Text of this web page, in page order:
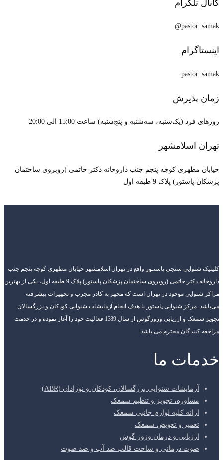
کانال تلگرام
pastor_samak@
اینستاگرام
pastor_samak
زمان پذیرش
روزهای فرد (یک‌شنبه، سه‌شنبه و پنج‌شنبه) ساعت 15:00 الی 20:00
تهران اسلامشهر
خیابان مطهری کوچه پنجم جنب داروخانه دکتر حاتمی (روبروی ساختمان
پزشکان پاستور) پلاک 9 طبقه اول
کلینیک شنوایی سنجی پاستـور واقع در تهران اسلامشهر خیابان مطهری کوچه پنجم جنب
داروخانه دکتر حاتمی (روبروی ساختمان پزشکان پاستور) پلاک 9 طبقه اول، یکی از بهترین
مراکز شنوایی موجود در تهران است که مجهز به کادر مجرب و تجهیزات پیشرفته
می‌باشد. مرکز شنوایی پاستور با هدف انجام آزمایشات شنوایی کودکان و بزرگسالان
تجویز سمعک و ارزیابی وزوزگوش از سال 1389 فعالیت خود را آغاز نموده و در خدمت
مراجعه کنندگان محترم می باشد.
خدمات ما
آزمایشات شنوایی بزرگسالان، کودکان و نوزادان (ABR)
مشاوره، تجویز و تنظیم سمعک
ارائه کلیه لوازم جانبی سمعک
تعمیر و تعویض سمعک
ارزیابی و درمان وزوز گوش
صوت درمانی و ساخت قالب ضد آب و ضد صوت